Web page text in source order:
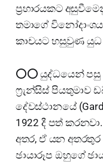
ප්‍රහාරයකට
තමාගේ
කාචයට හසුවුණ යුධ
⭕⭕ යුද්ධයෙන්
ෆ්‍රැන්සිස් පියතුමාව
දේවස්ථානයේ
1922 දී පත්
අතර, ඒ යන අතරතුර
ඡායාරූප ඔහුගේ